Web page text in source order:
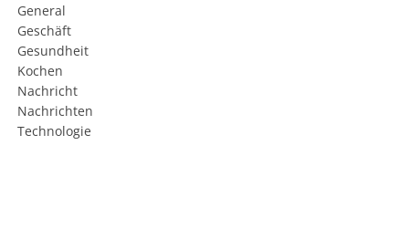
General
Geschäft
Gesundheit
Kochen
Nachricht
Nachrichten
Technologie